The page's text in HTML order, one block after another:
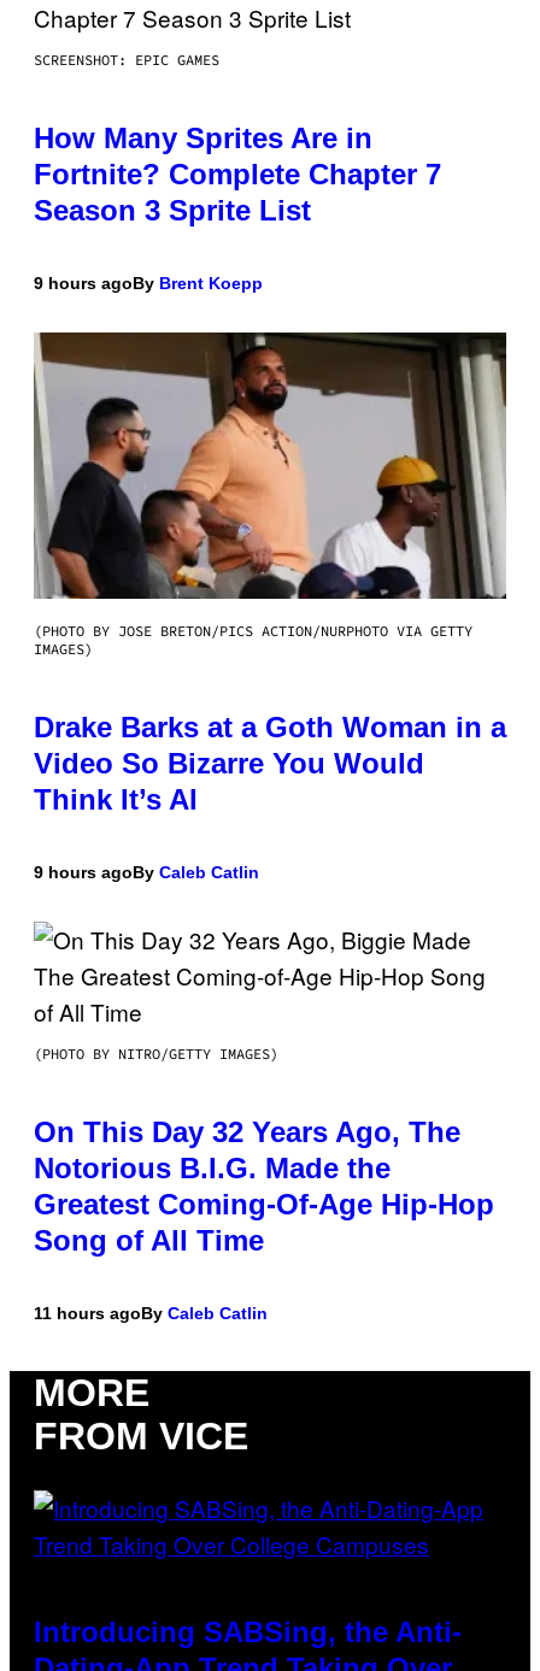
SCREENSHOT: EPIC GAMES
How Many Sprites Are in
Fortnite? Complete Chapter 7
Season 3 Sprite List
9 hours agoBy Brent Koepp
(PHOTO BY JOSE BRETON/PICS ACTION/NURPHOTO VIA GETTY
IMAGES)
Drake Barks at a Goth Woman in a
Video So Bizarre You Would
Think It’s AI
9 hours agoBy Caleb Catlin
(PHOTO BY NITRO/GETTY IMAGES)
On This Day 32 Years Ago, The
Notorious B.I.G. Made the
Greatest Coming-Of-Age Hip-Hop
Song of All Time
11 hours agoBy Caleb Catlin
MORE
FROM VICE
Introducing SABSing, the Anti-